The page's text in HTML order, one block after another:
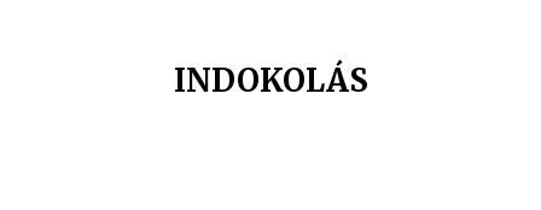
INDOKOLÁS